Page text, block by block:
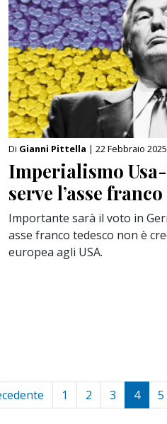
Di Gianni Pittella | 22 Febbraio 2025
Imperialismo
serve l’asse
Importante sarà il voto in
asse franco tedesco non è
europea agli USA.
1 2 3 4 5